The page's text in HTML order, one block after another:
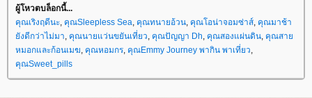
ผู้โหวตบล็อกนี้...
คุณเริงฤดีนะ, คุณSleepless Sea, คุณทนายอ้วน, คุณโอน่าจอมซ่าส์, คุณมาช้า
ังดีกว่าไม่มา, คุณนายแว่นขยันเที่ยว, คุณปัญญา Dh, คุณสองแผ่นดิน, คุณสา
หมอกและก้อนเมฆ, คุณหอมกร, คุณEmmy Journey พากิน พาเที่ยว,
คุณSweet_pills